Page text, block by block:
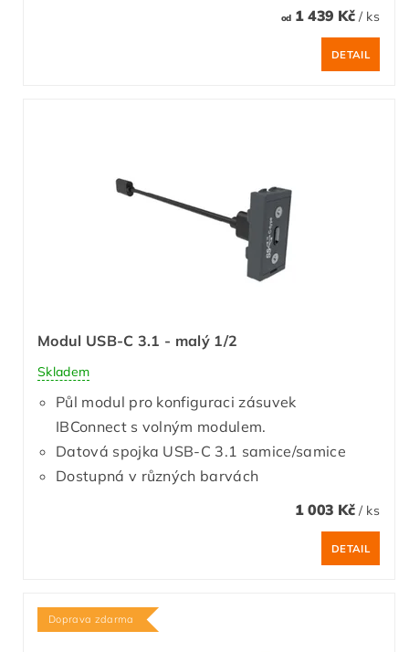
od1 439 Kč / ks
DETAIL
Modul USB-C 3.1 - malý 1/2
Skladem
Půl modul pro konfiguraci zásuvek
IBConnect s volným modulem.
Datová spojka USB-C 3.1 samice/samice
Dostupná v různých barvách
1 003 Kč / ks
DETAIL
Doprava zdarma